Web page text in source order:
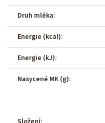
Druh mléka:
Energie (kcal):
Energie (kJ):
Nasycené MK (g):